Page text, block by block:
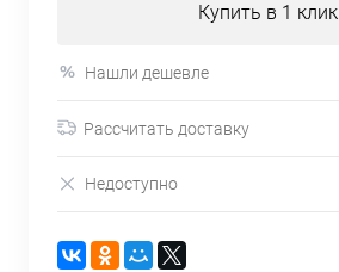
Купить в 1 клик
Нашли дешевле
Рассчитать доставку
Недоступно